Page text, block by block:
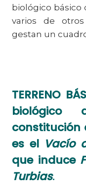
biológico
varios de
gestan un
TERRENO
constitución
es el Vacío
que induce
Turbias.